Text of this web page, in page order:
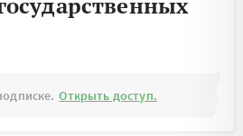
Открыть доступ.